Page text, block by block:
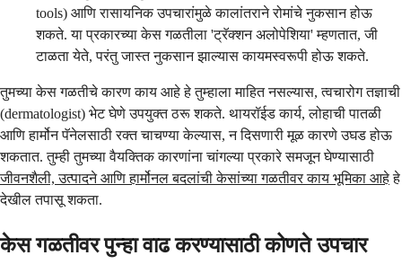
tools) आणि रासायनिक उपचारांमुळे कालांतराने रोमांचे नुकसान होऊ
शकते. या प्रकारच्या केस गळतीला 'ट्रॅक्शन अलोपेशिया' म्हणतात, जी
टाळता येते, परंतु जास्त नुकसान झाल्यास कायमस्वरूपी होऊ शकते.
तुमच्या केस गळतीचे कारण काय आहे हे तुम्हाला माहित नसल्यास, त्वचारोग तज्ञाची
(dermatologist) भेट घेणे उपयुक्त ठरू शकते. थायरॉईड कार्य, लोहाची पातळी
आणि हार्मोन पॅनेलसाठी रक्त चाचण्या केल्यास, न दिसणारी मूळ कारणे उघड होऊ
शकतात. तुम्ही तुमच्या वैयक्तिक कारणांना चांगल्या प्रकारे समजून घेण्यासाठी
जीवनशैली, उत्पादने आणि हार्मोनल बदलांची केसांच्या गळतीवर काय भूमिका आहेहे
देखील तपासू शकता.
केस गळतीवर पुन्हा वाढ करण्यासाठी कोणते उपचार